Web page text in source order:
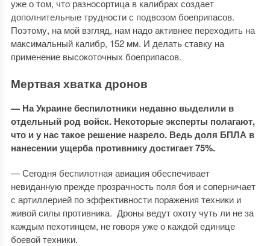
уже о том, что разносортица в калибрах создает
дополнительные трудности с подвозом боеприпасов.
Поэтому, на мой взгляд, нам надо активнее переходить на
максимальный калибр, 152 мм. И делать ставку на
применение высокоточных боеприпасов.
Мертвая хватка дронов
— На Украине беспилотники недавно выделили в
отдельный род войск. Некоторые эксперты полагают,
что и у нас такое решение назрело. Ведь доля БПЛА в
нанесении ущерба противнику достигает 75%.
— Сегодня беспилотная авиация обеспечивает
невиданную прежде прозрачность поля боя и соперничает
с артиллерией по эффективности поражения техники и
живой силы противника. Дроны ведут охоту чуть ли не за
каждым пехотинцем, не говоря уже о каждой единице
боевой техники.